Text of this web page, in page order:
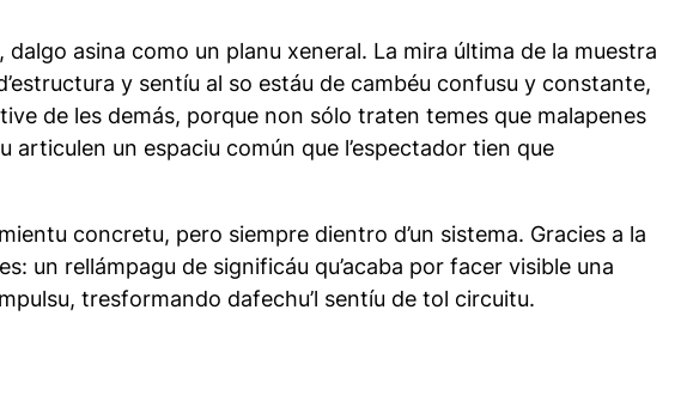
asina como un planu xeneral. La mira última de la muestra
y sentíu al so estáu de cambéu confusu y constante,
de les demás, porque non sólo traten temes que malapenes
un espaciu común que l’espectador tien que
concretu, pero siempre dientro d’un sistema. Gracies a la
un rellámpagu de significáu qu’acaba por facer visible una
tresformando dafechu’l sentíu de tol circuitu.